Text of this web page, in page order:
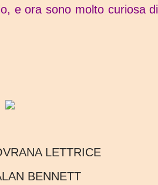
e ora sono molto curiosa di
LETTRICE
BENNETT